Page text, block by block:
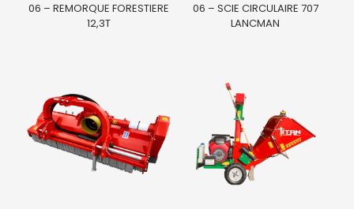
06 – REMORQUE FORESTIERE
12,3T
06 – SCIE CIRCULAIRE 707
LANCMAN